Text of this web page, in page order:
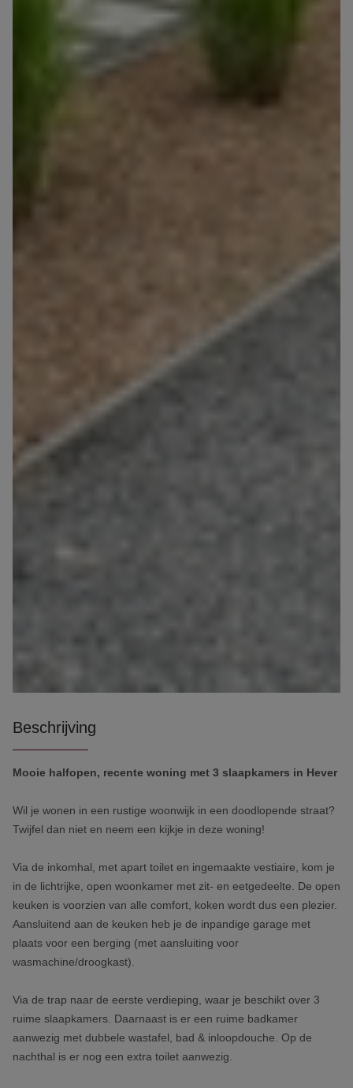
Beschrijving
Mooie halfopen, recente woning met 3 slaapkamers in Hever
Wil je wonen in een rustige woonwijk in een doodlopende straat?
Twijfel dan niet en neem een kijkje in deze woning!
Via de inkomhal, met apart toilet en ingemaakte vestiaire, kom je
in de lichtrijke, open woonkamer met zit- en eetgedeelte. De open
keuken is voorzien van alle comfort, koken wordt dus een plezier.
Aansluitend aan de keuken heb je de inpandige garage met
plaats voor een berging (met aansluiting voor
wasmachine/droogkast).
Via de trap naar de eerste verdieping, waar je beschikt over 3
ruime slaapkamers. Daarnaast is er een ruime badkamer
aanwezig met dubbele wastafel, bad & inloopdouche. Op de
nachthal is er nog een extra toilet aanwezig.